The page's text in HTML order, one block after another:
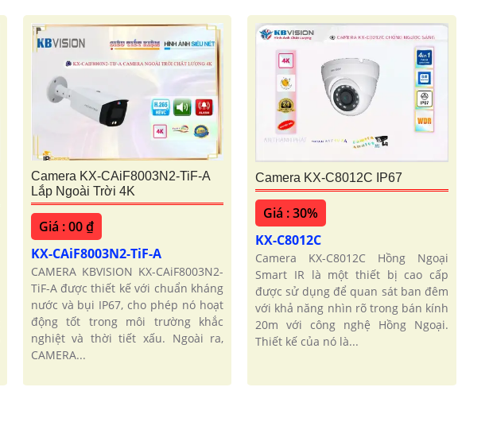
Camera KX-CAiF8003N2-TiF-A
Lắp Ngoài Trời 4K
Giá : 00 ₫
KX-CAiF8003N2-TiF-A
CAMERA KBVISION KX-CAiF8003N2-
TiF-A được thiết kế với chuẩn kháng
nước và bụi IP67, cho phép nó hoạt
động tốt trong môi trường khắc
nghiệt và thời tiết xấu. Ngoài ra,
CAMERA...
Camera KX-C8012C IP67
Giá : 30%
KX-C8012C
Camera KX-C8012C Hồng Ngoại
Smart IR là một thiết bị cao cấp
được sử dụng để quan sát ban đêm
với khả năng nhìn rõ trong bán kính
20m với công nghệ Hồng Ngoại.
Thiết kế của nó là...